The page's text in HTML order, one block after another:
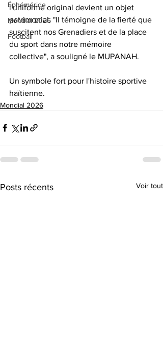
Éphéméride
Mondial 2026
Football
l'uniforme original devient un objet
patrimonial. "Il témoigne de la fierté que
suscitent nos Grenadiers et de la place
du sport dans notre mémoire
collective", a souligné le MUPANAH.
Un symbole fort pour l'histoire sportive
haïtienne.
Mondial 2026
Posts récents Voir tout